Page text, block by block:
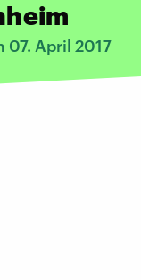
07. April 2017